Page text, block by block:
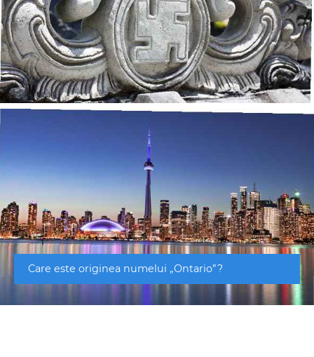
Care este originea numelui „Ontario”?